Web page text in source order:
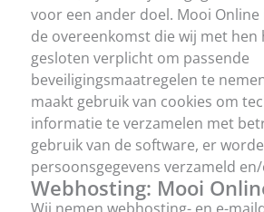
voor een ander doel. Mooi Online
de overeenkomst die wij met hen
gesloten verplicht om passende
beveiligingsmaatregelen te
maakt gebruik van cookies om
informatie te verzamelen met
gebruik van de software, er
persoonsgegevens verzameld
Webhosting: Mooi